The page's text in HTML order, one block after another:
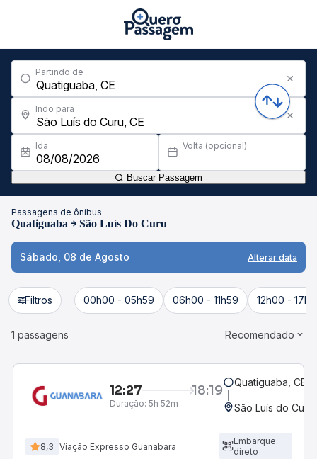
Partindo de
Indo para
Ida Volta (opcional)
Buscar Passagem
Passagens de ônibus
Quatiguaba São Luís Do Curu
Sábado, 08 de Agosto Alterar data
Filtros 00h00 - 05h59 06h00 - 11h59 12h00 -
1 passagens Recomendado
12:27 18:19
Duração: 5h 52m
Quatiguaba, CE
São Luís do
8,3 Viação Expresso Guanabara
Embarque
direto